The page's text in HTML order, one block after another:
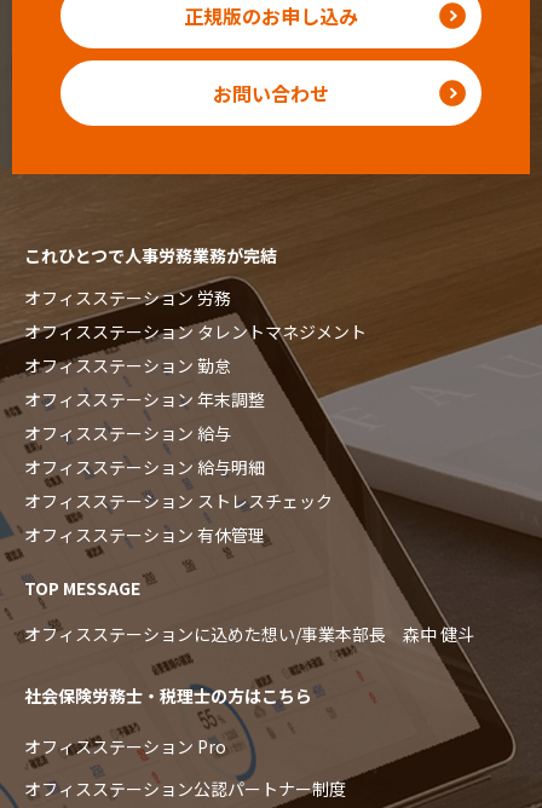
正規版のお申し込み
お問い合わせ
これひとつで人事労務業務が完結
オフィスステーション 労務
オフィスステーション タレントマネジメント
オフィスステーション 勤怠
オフィスステーション 年末調整
オフィスステーション 給与
オフィスステーション 給与明細
オフィスステーション ストレスチェック
オフィスステーション 有休管理
TOP MESSAGE
オフィスステーションに込めた想い/事業本部長 森中 健斗
社会保険労務士・税理士の方はこちら
オフィスステーション Pro
オフィスステーション公認パートナー制度